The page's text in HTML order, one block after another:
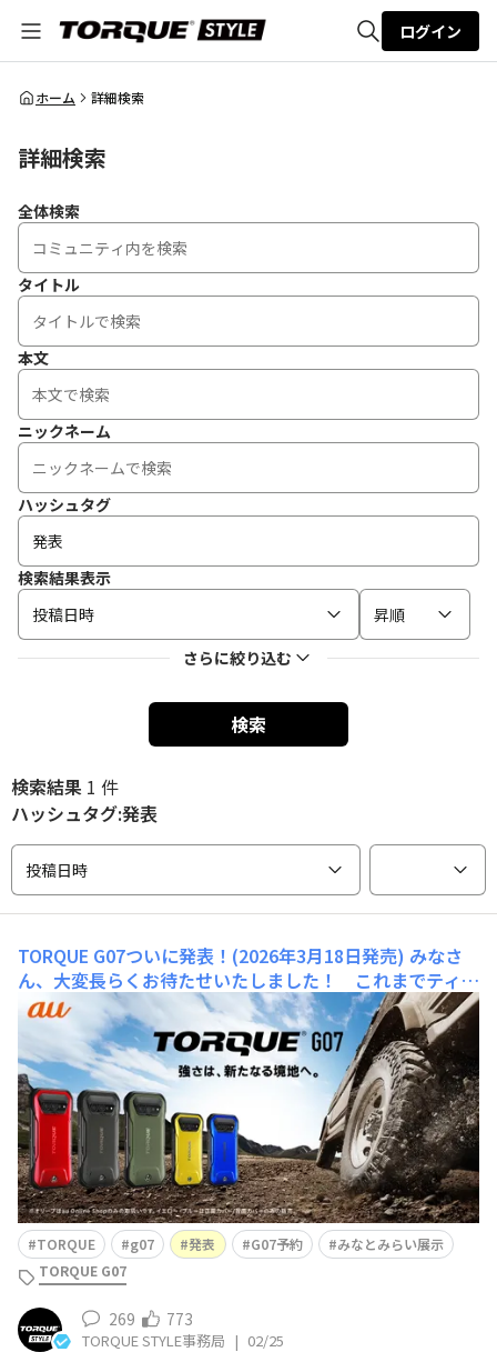
全体検索
ログイン
ホーム 詳細検索
詳細検索
全体検索
タイトル
本文
ニックネーム
ハッシュタグ
検索結果表示
投稿日時
昇順
さらに絞り込む
検索
検索結果 1 件
ハッシュタグ:発表
投稿日時
TORQUE G07ついに発表！(2026年3月18日発売) みなさ
ん、大変長らくお待たせいたしました！ これまでティザ
ーでお届けしてきた“NEW TORQUE”—— 「TORQUE G0
7」がついに発表です🎉その全貌をお届けします！！製品
ページ公開タップして製品ページを見る👆コミュニティの
声が現実に✨アクセサリーカバーの追加カラーは？ 第2
回ティザーで、アク
TORQUE g07 発表 G07予約
みなとみらい展示
TORQUE G07
269 773
TORQUE STYLE事務局 | 02/25